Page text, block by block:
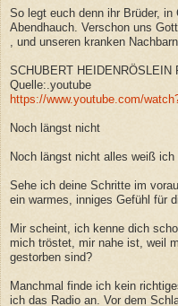
So legt euch denn ihr Brüder,
Abendhauch. Verschon uns
, und unseren kranken
SCHUBERT HEIDENRÖSLEIN
Quelle:.youtube
https://www.youtube.com/
Noch längst nicht
Noch längst nicht alles weiß
Sehe ich deine Schritte im
ein warmes, inniges Gefühl für
Mir scheint, ich kenne dich
mich tröstet, mir nahe ist, weil
gestorben sind?
Manchmal finde ich kein
ich das Radio an. Vor dem